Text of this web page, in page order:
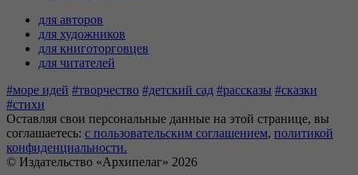
для авторов
для художников
для книготорговцев
для читателей
#море идей #творчество #детский сад #рассказы #сказки
#стихи
Оставляя свои персональные данные на этой странице, вы
соглашаетесь: c пользовательским соглашением, политикой
конфиденциальности.
© Издательство «Архипелаг» 2026